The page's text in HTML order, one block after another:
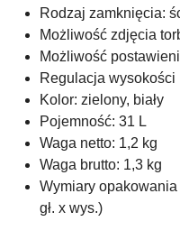
Rodzaj zamknięcia:
Możliwość zdjęcia
Możliwość
Regulacja wysokości
Kolor: zielony, biały
Pojemność: 31 L
Waga netto: 1,2 kg
Waga brutto: 1,3 kg
Wymiary opakowania
gł. x wys.)